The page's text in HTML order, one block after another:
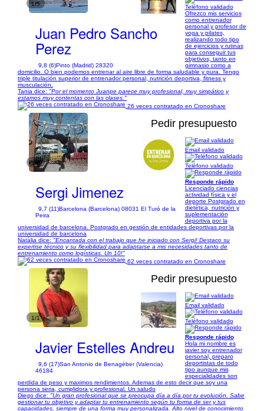
1/5
Juan Pedro Sancho
Perez
9,8 (6)Pinto (Madrid) 28320
Teléfono validado
Ofrezco mis servicios
como entrenador
personal y profesor de
yoga y pilates,
realizando todo tipo
de ejercicios y rutinas
para conseguir tus
objetivos, tanto en
gimnasio como a
domicilio. O bien podemos entrenar al aire libre de forma saludable y pura. Tengo
triple titulación superior de entrenador personal, nutrición deportiva, fitness y
musculación.
Tania dice: "Por el momento Juanpe parece muy profesional, muy simpático y
estamos muy contentas con las clases."
26 veces contratado en Cronoshare
1/6
Pedir presupuesto
Sergi Jimenez
9,7 (11)Barcelona (Barcelona) 08031 El Turó de la
Peira
Email validado
Teléfono validado
Responde rápido
Licenciado ciencias
actividad física y el
deporte Postgrado en
dietética, nutrición y
suplementación
deportiva por la
universidad de barcelona. Postgrado en gestión de entidades deportivas por la
universidad de barcelona
Natàlia dice: "Encantada con el trabajo que he iniciado con Sergi! Destaco su
expertise técnico y su flexibilidad para adaptarse a mis necesidades tanto de
entrenamiento como logísticas. Un 10!"
62 veces contratado en Cronoshare
1/1
Pedir presupuesto
Javier Estelles Andreu
9,6 (17)San Antonio de Benagéber (Valencia)
46184
Email validado
Teléfono validado
Responde rápido
Hola mi nombre es
javier soy entrenador
personal, preparo
deportistas de todo
tipo aunque mis
especialidades son
perdida de peso y maximos rendimientos. Ademas de esto decir que soy una
persona seria, cumplidora y profesional. Un saludo
Diego dice: "Un gran profesional que se preocupa día a día por tu evolución. Sabe
gestionar tu objetivo y adaptar tu entrenamiento según tu forma de ser y tus
capacidades, siempre de una forma muy personalizada. Alto nivel de conocimiento